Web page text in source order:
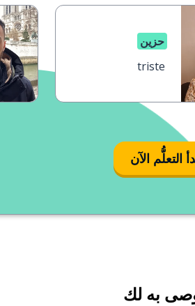
حزين
triste
التعلُّم الآن
به لك